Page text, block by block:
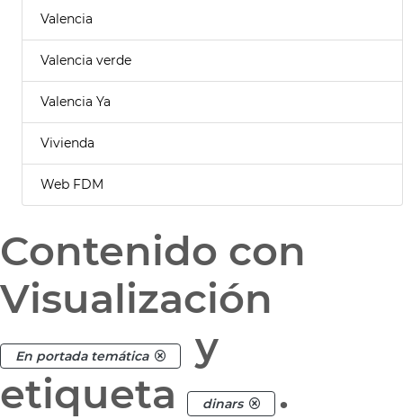
Valencia
Valencia verde
Valencia Ya
Vivienda
Web FDM
Contenido con
Visualización
En portada temática
y
etiqueta
dinars .